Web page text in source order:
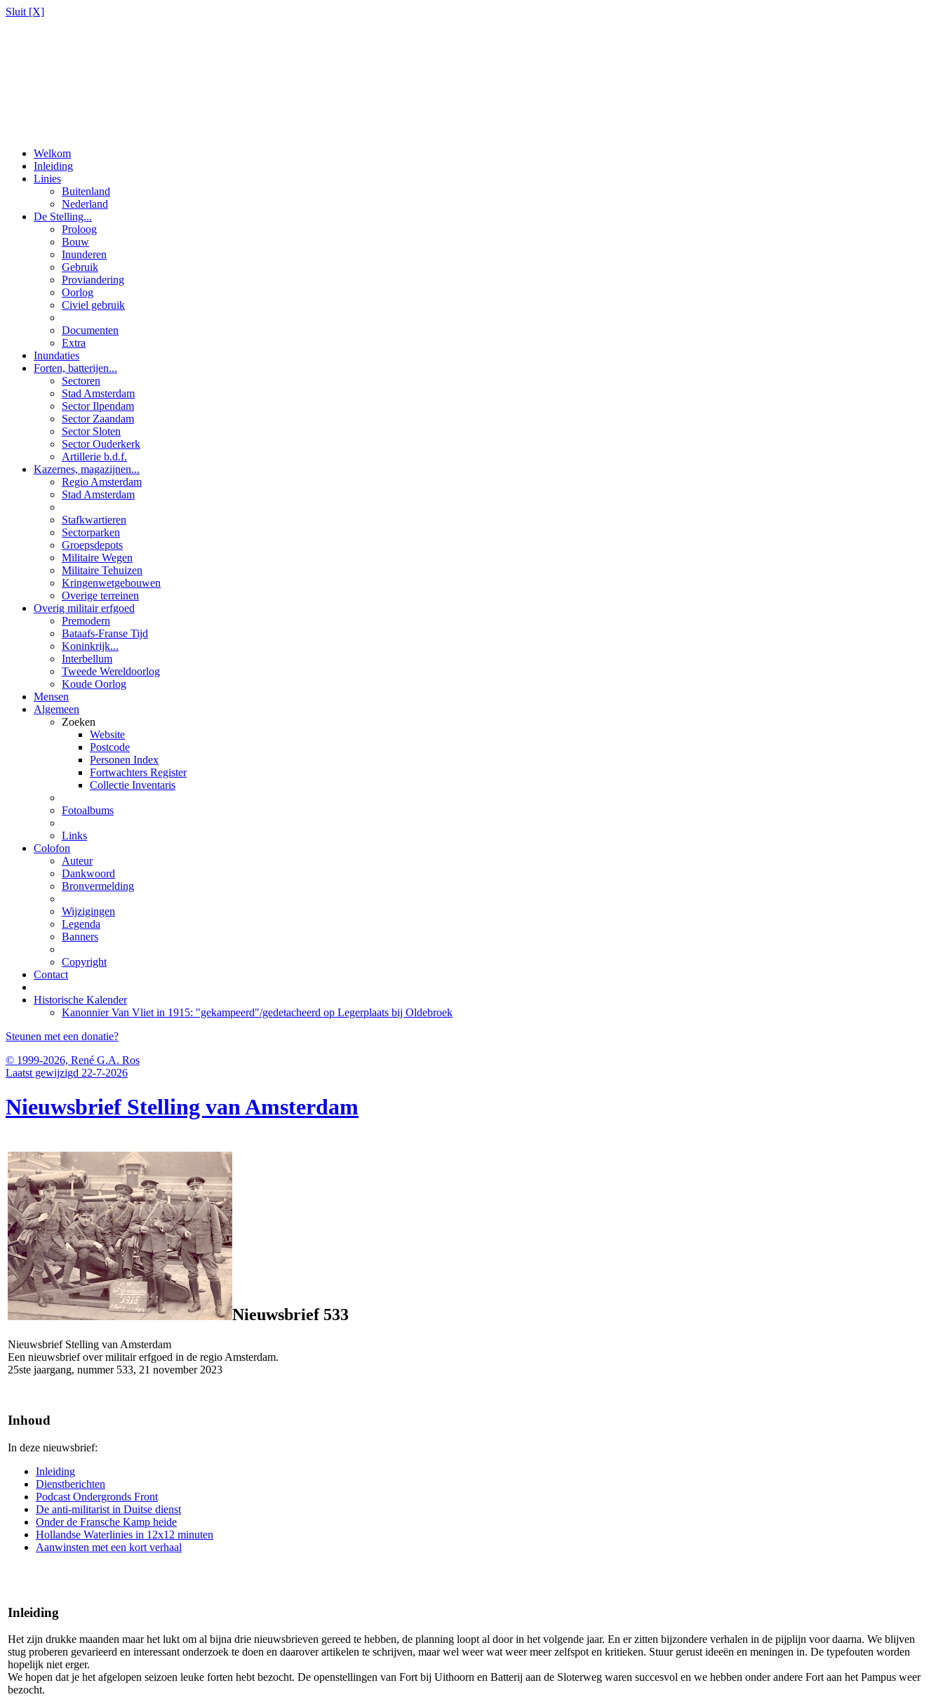
Sluit [X]
Welkom
Inleiding
Linies
Buitenland
Nederland
De Stelling...
Proloog
Bouw
Inunderen
Gebruik
Proviandering
Oorlog
Civiel gebruik
Documenten
Extra
Inundaties
Forten, batterijen...
Sectoren
Stad Amsterdam
Sector Ilpendam
Sector Zaandam
Sector Sloten
Sector Ouderkerk
Artillerie b.d.f.
Kazernes, magazijnen...
Regio Amsterdam
Stad Amsterdam
Stafkwartieren
Sectorparken
Groepsdepots
Militaire Wegen
Militaire Tehuizen
Kringenwetgebouwen
Overige terreinen
Overig militair erfgoed
Premodern
Bataafs-Franse Tijd
Koninkrijk...
Interbellum
Tweede Wereldoorlog
Koude Oorlog
Mensen
Algemeen
Zoeken
Website
Postcode
Personen Index
Fortwachters Register
Collectie Inventaris
Fotoalbums
Links
Colofon
Auteur
Dankwoord
Bronvermelding
Wijzigingen
Legenda
Banners
Copyright
Contact
Historische Kalender
Kanonnier Van Vliet in 1915: "gekampeerd"/gedetacheerd op Legerplaats bij Oldebroek
Steunen met een donatie?
© 1999-2026, René G.A. Ros
Laatst gewijzigd 22-7-2026
Nieuwsbrief Stelling van Amsterdam
Nieuwsbrief 533
Nieuwsbrief Stelling van Amsterdam
Een nieuwsbrief over militair erfgoed in de regio Amsterdam.
25ste jaargang, nummer 533, 21 november 2023
Inhoud
In deze nieuwsbrief:
Inleiding
Dienstberichten
Podcast Ondergronds Front
De anti-militarist in Duitse dienst
Onder de Fransche Kamp heide
Hollandse Waterlinies in 12x12 minuten
Aanwinsten met een kort verhaal
Inleiding
Het zijn drukke maanden maar het lukt om al bijna drie nieuwsbrieven gereed te hebben, de planning loopt al door in het volgende jaar. En er zitten bijzondere verhalen in de pijplijn voor daarna. We blijven
stug proberen gevarieerd en interessant onderzoek te doen en daarover artikelen te schrijven, maar wel weer wat weer meer zelfspot en kritieken. Stuur gerust ideeën en meningen in. De typefouten worden
hopelijk niet erger.
We hopen dat je het afgelopen seizoen leuke forten hebt bezocht. De openstellingen van Fort bij Uithoorn en Batterij aan de Sloterweg waren succesvol en we hebben onder andere Fort aan het Pampus weer
bezocht.